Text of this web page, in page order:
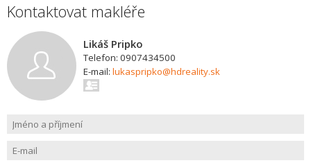
Kontaktovat makléře
Likáš Pripko
Telefon: 0907434500
E-mail: lukaspripko@hdreality.sk